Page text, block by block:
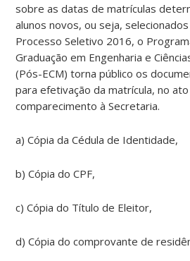
sobre as datas de matrículas
alunos novos, ou seja,
Processo Seletivo 2016, o
Graduação em Engenharia e
(Pós-ECM) torna público os
para efetivação da matrícula, no
comparecimento à Secretaria.
a) Cópia da Cédula de Identidade,
b) Cópia do CPF,
c) Cópia do Título de Eleitor,
d) Cópia do comprovante de